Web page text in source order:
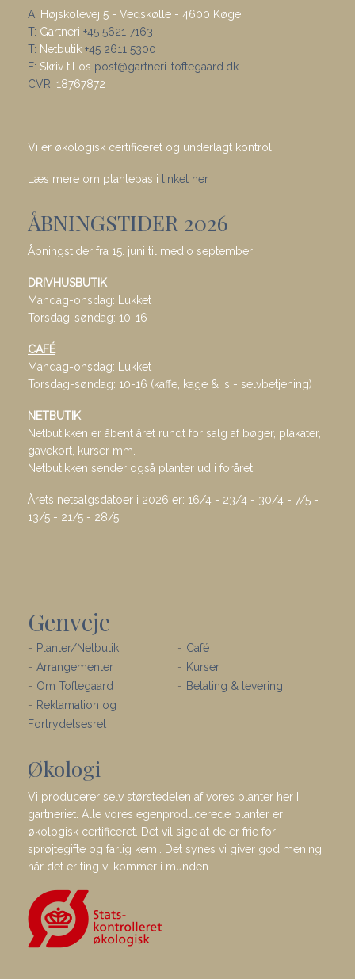
A: Højskolevej 5 - Vedskølle - 4600 Køge
T: Gartneri +45 5621 7163
T: Netbutik +45 2611 5300
E: Skriv til os post@gartneri-toftegaard.dk
CVR: 18767872
Vi er økologisk certificeret og underlagt kontrol.
Læs mere om plantepas i linket her
ÅBNINGSTIDER 2026
Åbningstider fra 15. juni til medio september
DRIVHUSBUTIK
Mandag-onsdag: Lukket
Torsdag-søndag: 10-16
CAFÉ
Mandag-onsdag: Lukket
Torsdag-søndag: 10-16 (kaffe, kage & is - selvbetjening)
NETBUTIK
Netbutikken er åbent året rundt for salg af bøger, plakater,
gavekort, kurser mm.
Netbutikken sender også planter ud i foråret.
Årets netsalgsdatoer i 2026 er: 16/4 - 23/4 - 30/4 - 7/5 -
13/5 - 21/5 - 28/5
Genveje
Planter/Netbutik
Café
Arrangementer
Kurser
Om Toftegaard
Betaling & levering
Reklamation og
Fortrydelsesret
Økologi
Vi producerer selv størstedelen af vores planter her I
gartneriet. Alle vores egenproducerede planter er
økologisk certificeret. Det vil sige at de er frie for
sprøjtegifte og farlig kemi. Det synes vi giver god mening,
når det er ting vi kommer i munden.